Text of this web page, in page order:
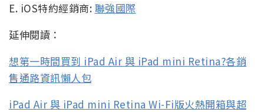
E. iOS特約經銷商: 聯強國際
延伸閱讀：
想第一時間買到 iPad Air 與 iPad mini Retina?各銷
售通路資訊懶人包
iPad Air 與 iPad mini Retina Wi-Fi版火熱開箱與超